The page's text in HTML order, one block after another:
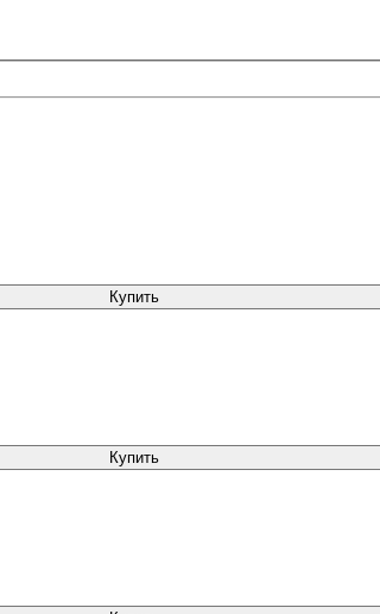
Купить
Купить